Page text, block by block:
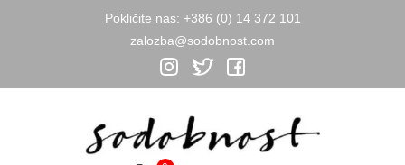
Pokličite nas: +386 (0) 14 372 101
zalozba@sodobnost.com